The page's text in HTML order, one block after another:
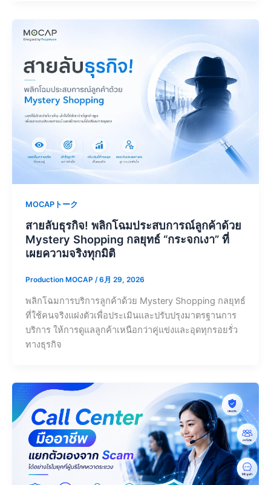
MOCAPトーク
สายลับธุรกิจ! พลิกโฉมประสบการณ์ลูกค้าด้วย
Mystery Shopping กลยุทธ์ “กระจกเงา” ที่
เผยความจริงทุกมิติ
Production MOCAP /6月 29, 2026
พลิกโฉมการบริการลูกค้าด้วย Mystery Shopping กลยุทธ์
ที่ใช้คนจริงแฝงตัวเพื่อประเมินและปรับปรุงมาตรฐานการ
บริการ ให้การดูแลลูกค้าเหนือกว่าคู่แข่งและอุดทุกรอยรั่ว
ทางธุรกิจ